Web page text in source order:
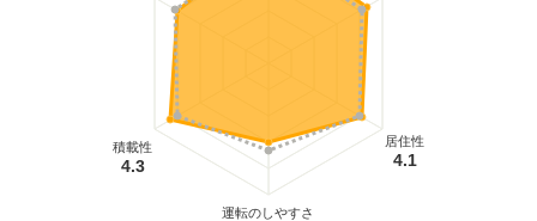
居住性
4.1
運転のしやすさ
積載性
4.3